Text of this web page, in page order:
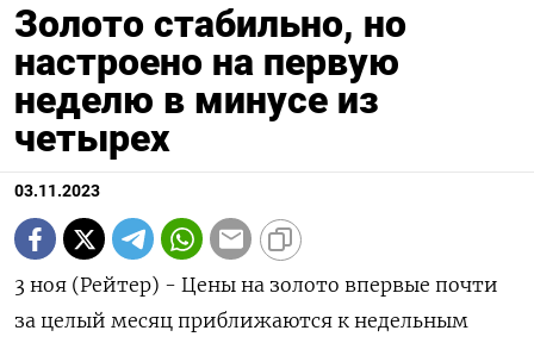
Золото стабильно, но
настроено на первую
неделю в минусе из
четырех
03.11.2023
3 ноя (Рейтер) - Цены на золото впервые почти
за целый месяц приближаются к недельным